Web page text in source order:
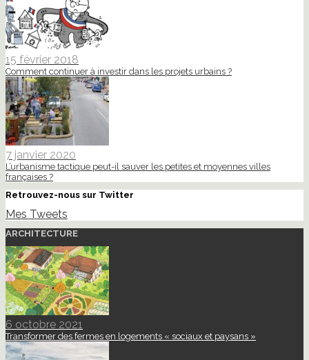
15 février 2018
Comment continuer à investir dans les projets urbains ?
7 janvier 2020
L’urbanisme tactique peut-il sauver les petites et moyennes villes
françaises ?
Retrouvez-nous sur Twitter
Mes Tweets
ARCHITECTURE
6 octobre 2021
Transformer des fermes en logements « sociaux et paysans »